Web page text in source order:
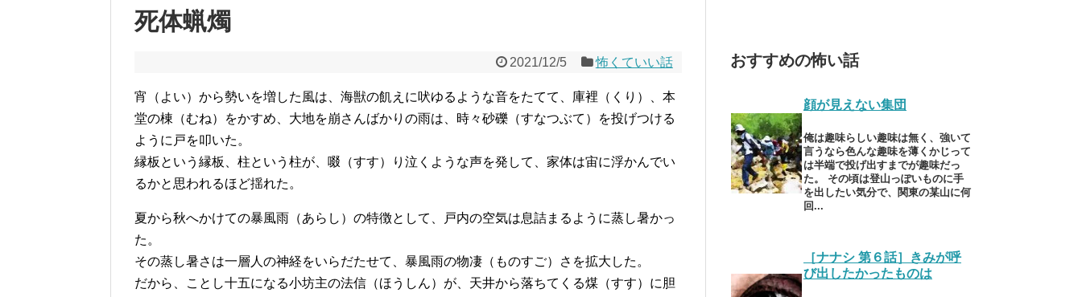
死体蝋燭
2021/12/5 怖くていい話
宵（よい）から勢いを増した風は、海獣の飢えに吠ゆるような音をたてて、庫裡（くり）、本
堂の棟（むね）をかすめ、大地を崩さんばかりの雨は、時々砂礫（すなつぶて）を投げつける
ように戸を叩いた。
縁板という縁板、柱という柱が、啜（すす）り泣くような声を発して、家体は宙に浮かんでい
るかと思われるほど揺れた。
夏から秋へかけての暴風雨（あらし）の特徴として、戸内の空気は息詰まるように蒸し暑かっ
た。
その蒸し暑さは一層人の神経をいらだたせて、暴風雨の物凄（ものすご）さを拡大した。
だから、ことし十五になる小坊主の法信（ほうしん）が、天井から落ちてくる煤（すす）に胆
おすすめの怖い話
顔が見えない集団
俺は趣味らしい趣味は無く、強いて
言うなら色んな趣味を薄くかじって
は半端で投げ出すまでが趣味だっ
た。 その頃は登山っぽいものに手
を出したい気分で、関東の某山に何
回...
［ナナシ 第６話］きみが呼
び出したかったものは